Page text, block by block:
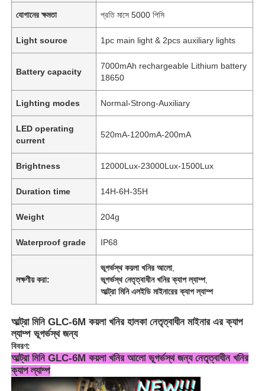
যোগানের ক্ষমতা প্রতি মাসে 5000 পিসি
Light source 1pc main light & 2pcs auxiliary lights
Battery capacity
7000mAh rechargeable Lithium battery
18650
Lighting modes Normal-Strong-Auxiliary
LED operating
current
520mA-1200mA-200mA
Brightness 12000Lux-23000Lux-1500Lux
Duration time 14H-6H-35H
Weight 204g
Waterproof grade IP68
লক্ষণীয় করা:
ভূগর্ভস্থ কয়লা খনির আলো,
ভূগর্ভস্থ নেতৃত্বাধীন খনির ক্যাপ ল্যাম্প,
আল্ট্রা মিনি এলইডি মাইনারের ক্যাপ ল্যাম্প
আল্ট্রা মিনি GLC-6M কয়লা খনির হালকা নেতৃত্বাধীন মাইনার এর ক্যাপ
ল্যাম্প ভূগর্ভস্থ জন্য
বিবরণ:
আল্ট্রা মিনি GLC-6M কয়লা খনির আলো ভূগর্ভস্থ জন্য নেতৃত্বাধীন খনির
ক্যাপ ল্যাম্প